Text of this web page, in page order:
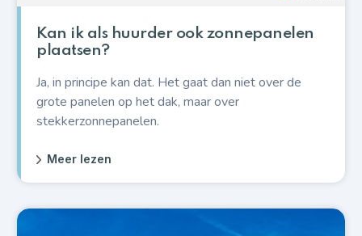
Kan ik als huurder ook zonnepanelen
plaatsen?
Ja, in principe kan dat. Het gaat dan niet over de
grote panelen op het dak, maar over
stekkerzonnepanelen.
Meer lezen